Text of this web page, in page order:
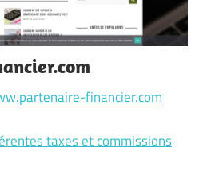
financier.com
taxes et commissions